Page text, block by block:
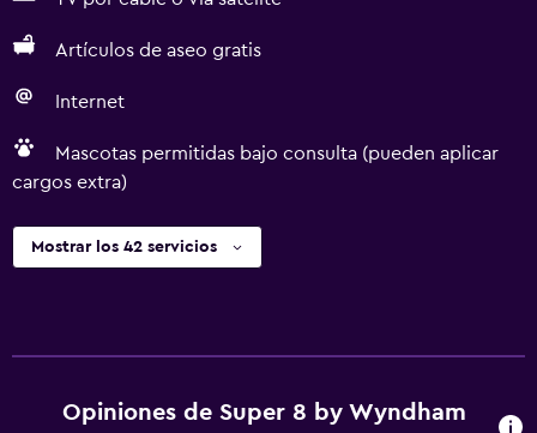
Artículos de aseo gratis
Internet
Mascotas permitidas bajo consulta (pueden aplicar
cargos extra)
Mostrar los 42 servicios
Opiniones de Super 8 by Wyndham